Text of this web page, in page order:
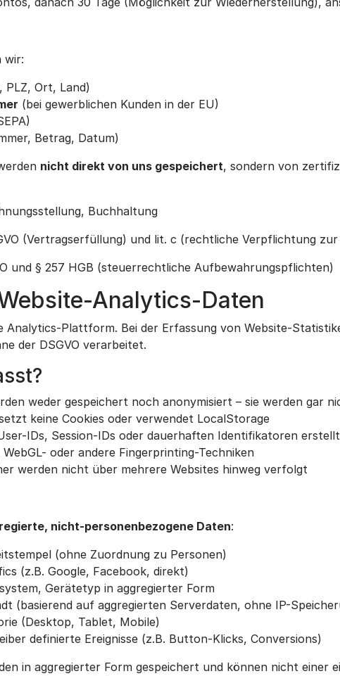
wir:
PLZ, Ort, Land)
(bei gewerblichen Kunden in der EU)
Betrag, Datum)
nicht direkt von uns gespeichert, sondern von
Buchhaltung
(Vertragserfüllung) und lit. c (rechtliche Verpflichtung
und § 257 HGB (steuerrechtliche Aufbewahrungspflichten)
Analytics-Daten
Plattform. Bei der Erfassung von Website-
der DSGVO verarbeitet.
weder gespeichert noch anonymisiert – sie werden gar
keine Cookies oder verwendet LocalStorage
IDs, Session-IDs oder dauerhaften Identifikatoren erstellt
WebGL- oder andere Fingerprinting-Techniken
werden nicht über mehrere Websites hinweg verfolgt
nicht-personenbezogene Daten:
(ohne Zuordnung zu Personen)
(z.B. Google, Facebook, direkt)
Gerätetyp in aggregierter Form
(basierend auf aggregierten Serverdaten, ohne IP-
(Desktop, Tablet, Mobile)
definierte Ereignisse (z.B. Button-Klicks, Conversions)
in aggregierter Form gespeichert und können nicht einer